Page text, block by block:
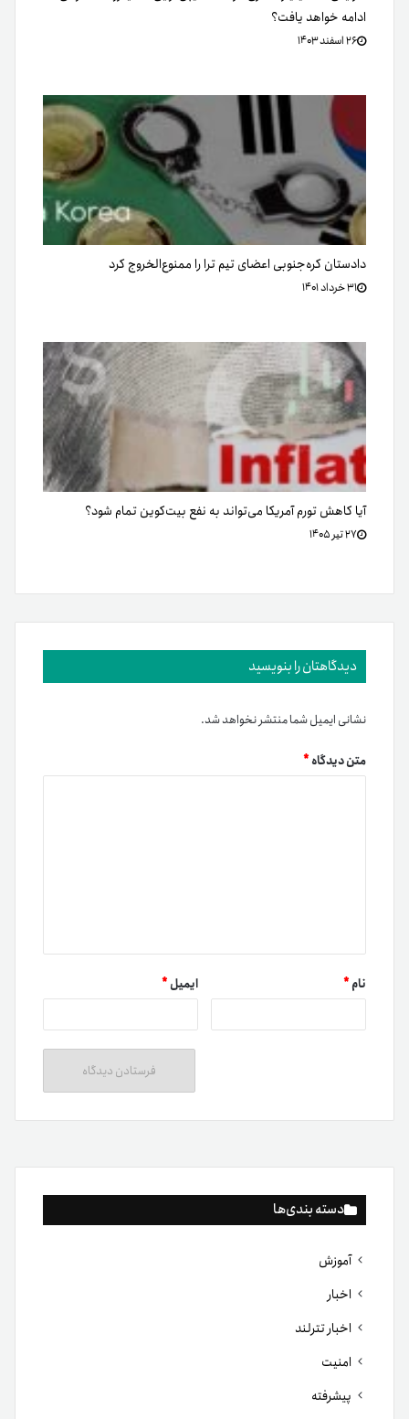
دسته بندی‌ها
آموزش
اخبار
اخبار تترلند
امنیت
پیشرفته
ادامه خواهد یافت؟
۲۶ اسفند ۱۴۰۳
دادستان کره‌جنوبی اعضای تیم ترا را ممنوع‌الخروج کرد
۳۱ خرداد ۱۴۰۱
آیا کاهش تورم آمریکا می‌تواند به نفع بیت‌کوین تمام شود؟
۲۷ تیر ۱۴۰۵
دیدگاهتان را بنویسید
نشانی ایمیل شما منتشر نخواهد شد.
متن دیدگاه*
نام* ایمیل*